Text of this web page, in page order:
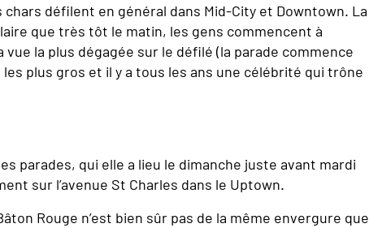
défilent en général dans Mid-City et Downtown. La
que très tôt le matin, les gens commencent à
la plus dégagée sur le défilé (la parade commence
les plus gros et il y a tous les ans une célébrité qui trône
parades, qui elle a lieu le dimanche juste avant mardi
sur l’avenue St Charles dans le Uptown.
Rouge n’est bien sûr pas de la même envergure que